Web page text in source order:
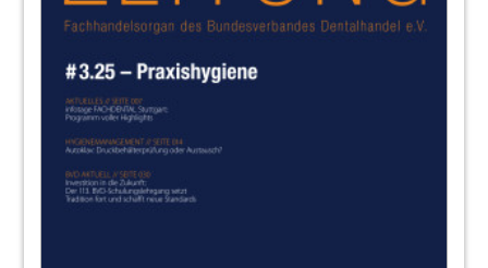
Dentalhandel digital und physisch neu
positioniert
Marcus Hoffmann / Köln
Gesundheitswesen: Ein aktueller
Überblick in zwei Teilen